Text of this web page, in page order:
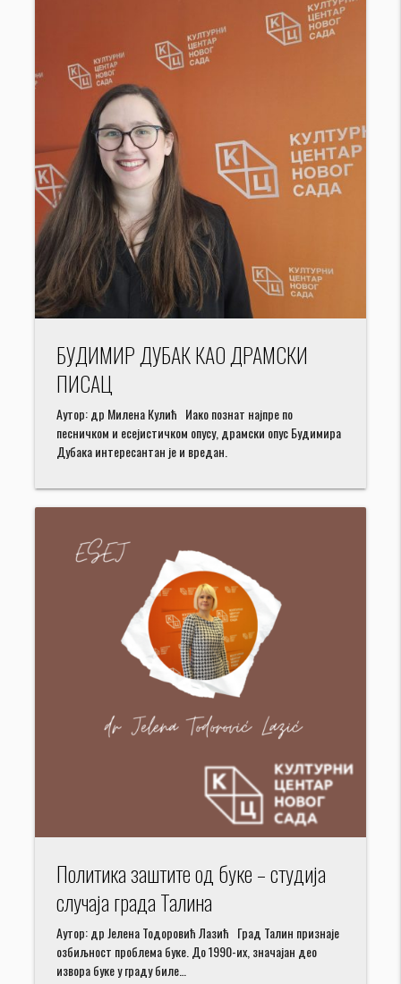
БУДИМИР ДУБАК КАО ДРАМСКИ
ПИСАЦ
Аутор: др Милена Кулић Иако познат најпре по
песничком и есејистичком опусу, драмски опус Будимира
Дубака интересантан је и вредан.
Политика заштите од буке – студија
случаја града Талина
Aутор: др Јелена Тодоровић Лазић Град Талин признаје
озбиљност проблема буке. До 1990-их, значајан део
извора буке у граду биле…